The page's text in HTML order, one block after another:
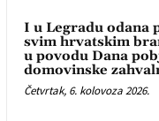
I u Legradu odana
svim hrvatskim
u povodu Dana
domovinske
Četvrtak, 6. kolovoza 2026.